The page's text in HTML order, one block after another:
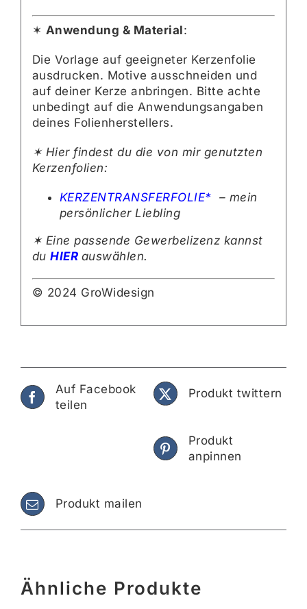
✶ Anwendung & Material:
Die Vorlage auf geeigneter Kerzenfolie
ausdrucken. Motive ausschneiden und
auf deiner Kerze anbringen. Bitte achte
unbedingt auf die Anwendungsangaben
deines Folienherstellers.
✶ Hier findest du die von mir genutzten
Kerzenfolien:
KERZENTRANSFERFOLIE* – mein
persönlicher Liebling
✶ Eine passende Gewerbelizenz kannst
duHIER auswählen.
© 2024 GroWidesign
Auf Facebook
teilen
Produkt twittern
Produkt
anpinnen
Produkt mailen
Ähnliche Produkte